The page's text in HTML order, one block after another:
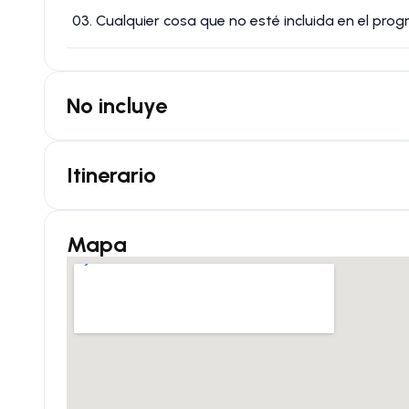
03. Cualquier cosa que no esté incluida en el
No incluye
Itinerario
Mapa